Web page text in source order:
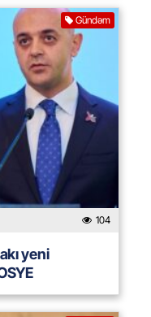
Gündəm
104
yeni